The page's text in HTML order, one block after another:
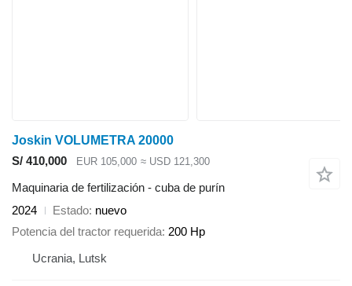
Joskin VOLUMETRA 20000
S/ 410,000
EUR 105,000 ≈ USD 121,300
Maquinaria de fertilización - cuba de purín
2024
Estado nuevo
Potencia del tractor requerida 200 Hp
Ucrania, Lutsk